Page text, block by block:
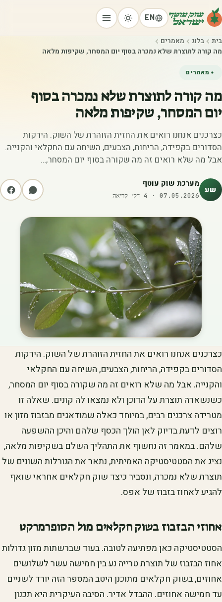
EN
בית בלוג
מאמרים
מה קורה לתוצרת שלא נמכרה בסוף יום המסחר, שקיפות מלאה
מאמרים
מה קורה לתוצרת שלא נמכרה בסוף
יום המסחר, שקיפות מלאה
כצרכנים אנחנו רואים את החזית הזוהרת של השוק. הירקות
הסדורים בקפידה, הריחות, הצבעים, השיחה עם החקלאי והקנייה.
אבל מה שלא רואים זה מה שקורה בסוף יום המסחר,…
שע מערכת שוק עוטף
07.05.2026
·
4 דק׳ קריאה
כצרכנים אנחנו רואים את החזית הזוהרת של השוק. הירקות
הסדורים בקפידה, הריחות, הצבעים, השיחה עם החקלאי
והקנייה. אבל מה שלא רואים זה מה שקורה בסוף יום המסחר,
כשנשארה תוצרת על הדוכן ולא נמצאו לה קונים. שאלה זו
מטרידה צרכנים רבים, במיוחד כאלה שמודאגים מבזבוז מזון או
רוצים לדעת בדיוק לאן הולך הכסף שלהם והיכן ההשפעה
שלהם. במאמר זה נחשוף את התהליך השלם בשקיפות מלאה,
נציג את הסטטיסטיקה האמיתית, נתאר את הגורלות השונים של
תוצרת שלא נמכרה, ונסביר כיצד שוק חקלאים אחראי שואף
להגיע לאחוז בזבוז של אפס.
אחוזי הבזבוז בשוק חקלאים מול הסופרמרקט
הסטטיסטיקה כאן מפתיעה לטובה. בעוד שברשתות מזון גדולות
אחוז הבזבוז של תוצרת טרייה נע בין חמישה עשר לשלושים
אחוזים, בשוק חקלאים מתוכנן היטב המספר הזה יורד לשניים
עד חמישה אחוזים. ההבדל אדיר. הסיבה העיקרית היא תכנון